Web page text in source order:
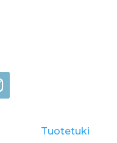
Tuotetuki